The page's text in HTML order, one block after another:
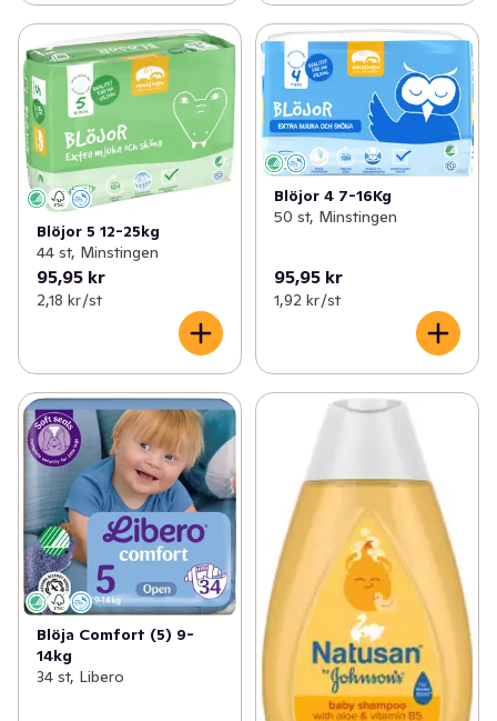
Blöjor 5 12-25kg
44 st, Minstingen
95,95 kr
2,18 kr /st
Blöjor 4 7-16Kg
50 st, Minstingen
95,95 kr
1,92 kr /st
Blöja Comfort (5) 9-
14kg
34 st, Libero